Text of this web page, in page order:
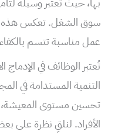
سوق الشغل. تعكس هذه
عمل مناسبة تتسم
تُعتبر الوظائف في
التنمية المستدامة في
تحسين مستوى المعيشة،
الأفراد. لنلقِ نظرة على